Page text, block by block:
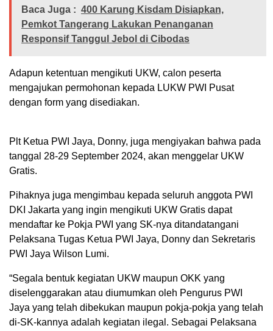
Baca Juga : 400 Karung Kisdam Disiapkan,
Pemkot Tangerang Lakukan Penanganan
Responsif Tanggul Jebol di Cibodas
Adapun ketentuan mengikuti UKW, calon peserta
mengajukan permohonan kepada LUKW PWI Pusat
dengan form yang disediakan.
Plt Ketua PWI Jaya, Donny, juga mengiyakan bahwa pada
tanggal 28-29 September 2024, akan menggelar UKW
Gratis.
Pihaknya juga mengimbau kepada seluruh anggota PWI
DKI Jakarta yang ingin mengikuti UKW Gratis dapat
mendaftar ke Pokja PWI yang SK-nya ditandatangani
Pelaksana Tugas Ketua PWI Jaya, Donny dan Sekretaris
PWI Jaya Wilson Lumi.
“Segala bentuk kegiatan UKW maupun OKK yang
diselenggarakan atau diumumkan oleh Pengurus PWI
Jaya yang telah dibekukan maupun pokja-pokja yang telah
di-SK-kannya adalah kegiatan ilegal. Sebagai Pelaksana